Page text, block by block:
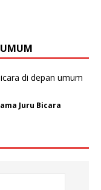
Juru Bicara